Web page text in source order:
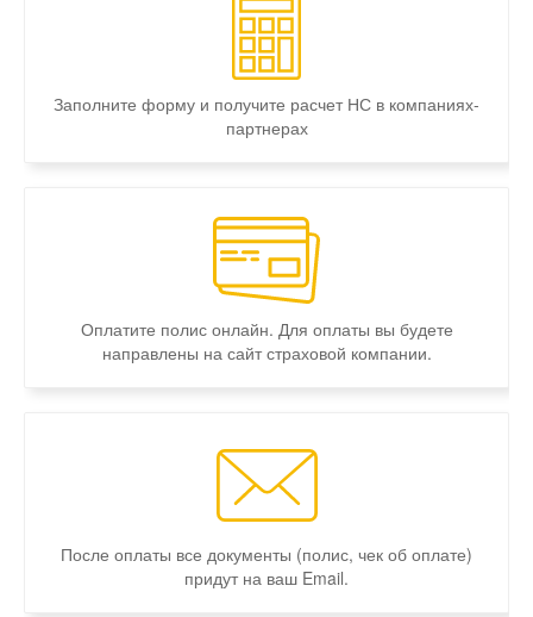
Заполните форму и получите расчет НС в компаниях-
партнерах
Оплатите полис онлайн. Для оплаты вы будете
направлены на сайт страховой компании.
После оплаты все документы (полис, чек об оплате)
придут на ваш Email.